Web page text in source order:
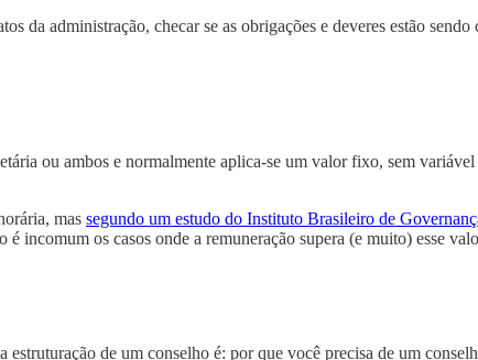
da administração, checar se as obrigações e deveres estão
ou ambos e normalmente aplica-se um valor fixo, sem
mas segundo um estudo do Instituto Brasileiro de
incomum os casos onde a remuneração supera (e muito) esse
de um conselho é: por que você precisa de um